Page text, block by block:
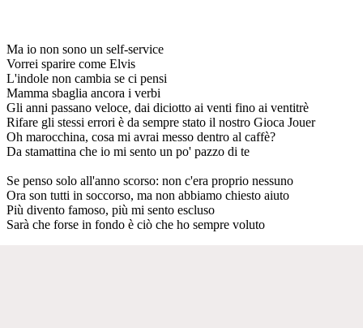
Ma io non sono un self-service
Vorrei sparire come Elvis
L'indole non cambia se ci pensi
Mamma sbaglia ancora i verbi
Gli anni passano veloce, dai diciotto ai venti fino ai ventitrè
Rifare gli stessi errori è da sempre stato il nostro Gioca Jouer
Oh marocchina, cosa mi avrai messo dentro al caffè?
Da stamattina che io mi sento un po' pazzo di te
Se penso solo all'anno scorso: non c'era proprio nessuno
Ora son tutti in soccorso, ma non abbiamo chiesto aiuto
Più divento famoso, più mi sento escluso
Sarà che forse in fondo è ciò che ho sempre voluto